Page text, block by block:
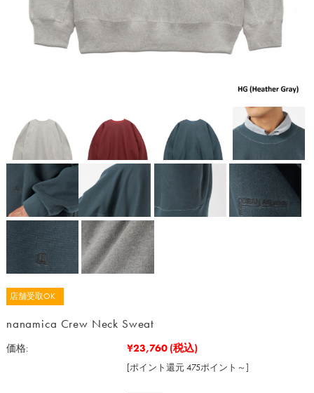
店舗受取OK
nanamica Crew Neck Sweat
価格: ¥23,760 (税込)
[ポイント還元 475ポイント～]